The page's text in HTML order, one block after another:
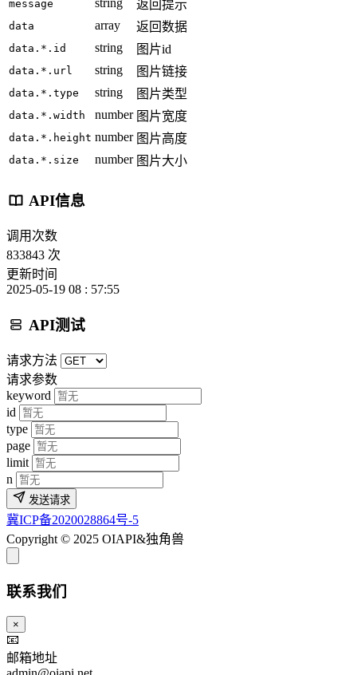
message string 返回提示
data array 返回数据
data.*.id string 图片id
data.*.url string 图片链接
data.*.type string 图片类型
data.*.width number 图片宽度
data.*.height number 图片高度
data.*.size number 图片大小
API信息
调用次数
833843 次
更新时间
2025-05-19 08 : 57:55
API测试
请求方法
请求参数
keyword
id
type
page
limit
n
发送请求
冀ICP备2020028864号-5
Copyright © 2025 OIAPI&独角兽
联系我们
×
📧
邮箱地址